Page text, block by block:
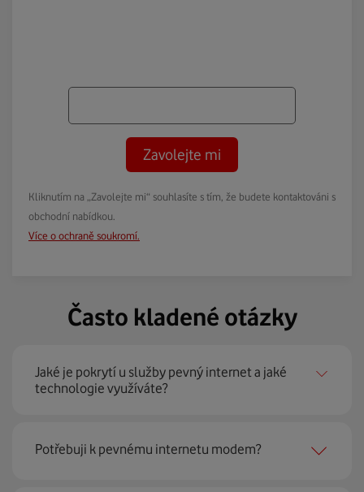
Zavolejte mi
Kliknutím na „Zavolejte mi“ souhlasíte s tím, že budete kontaktováni s
obchodní nabídkou.
Více o ochraně soukromí.
Často kladené otázky
Jaké je pokrytí u služby pevný internet a jaké
technologie využíváte?
Pevný internet můžeme nabídnout
domácností
Potřebuji k pevnému internetu modem?